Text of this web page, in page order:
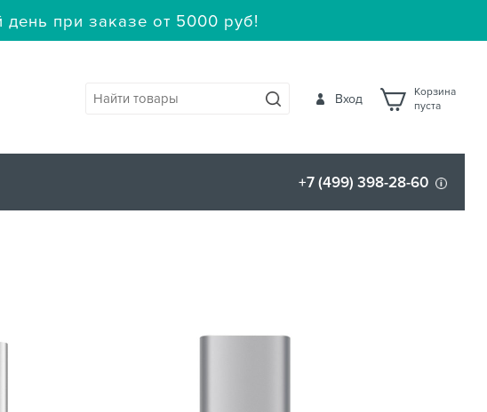
при заказе от 5000 руб!
Корзина
пуста
Вход
+7 (499) 398-28-60